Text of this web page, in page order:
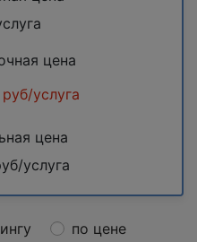
цена
руб/услуга
цена
услуга
по цене